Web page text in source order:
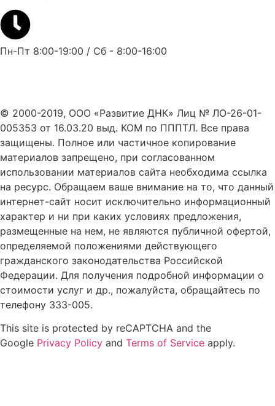
Пн-Пт 8:00-19:00 / Сб - 8:00-16:00
© 2000-2019, ООО «Развитие ДНК» Лиц № ЛО-26-01-
005353 от 16.03.20 выд. КОМ по ПППТЛ. Все права
защищены. Полное или частичное копирование
материалов запрещено, при согласованном
использовании материалов сайта необходима ссылка
на ресурс. Обращаем ваше внимание на то, что данный
интернет-сайт носит исключительно информационный
характер и ни при каких условиях предложения,
размещенные на нем, не являются публичной офертой,
определяемой положениями действующего
гражданского законодательства Российской
Федерации. Для получения подробной информации о
стоимости услуг и др., пожалуйста, обращайтесь по
телефону 333-005.
This site is protected by reCAPTCHA and the
Google Privacy Policy and Terms of Service apply.